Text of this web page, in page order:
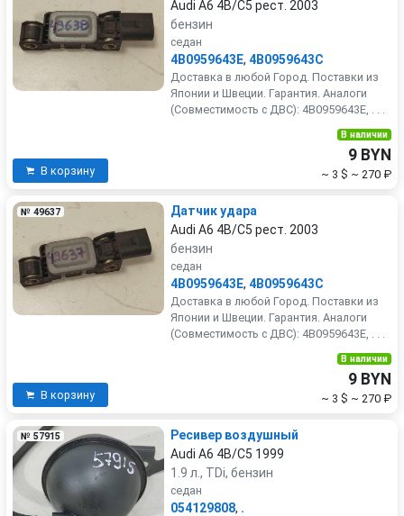
Audi A6 4B/C5 рест. 2003
бензин
седан
4B0959643E, 4B0959643C
Доставка в любой Город. Поставки из
Японии и Швеции. Гарантия. Аналоги
(Совместимость с ДВС): 4B0959643E, . . .
В корзину
В наличии
9 BYN
~ 3 $ ~ 270 ₽
№ 49637
Датчик удара
Audi A6 4B/C5 рест. 2003
бензин
седан
4B0959643E, 4B0959643C
Доставка в любой Город. Поставки из
Японии и Швеции. Гарантия. Аналоги
(Совместимость с ДВС): 4B0959643E, . . .
В корзину
В наличии
9 BYN
~ 3 $ ~ 270 ₽
№ 57915
Ресивер воздушный
Audi A6 4B/C5 1999
1.9 л., TDi, бензин
седан
054129808, .